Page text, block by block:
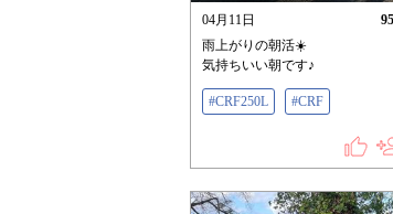
04月11日 95
雨上がりの朝活☀️
気持ちいい朝です♪
#CRF250L #CRF